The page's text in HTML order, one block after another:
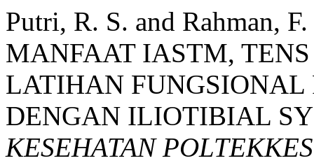
Putri, R. S. and Rahman,
MANFAAT IASTM,
LATIHAN
DENGAN ILIOTIBIAL
KESEHATAN